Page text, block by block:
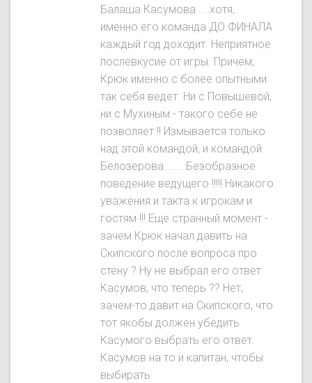
Балаша Касумова ....хотя,
именно его команда ДО ФИНАЛА
каждый год доходит. Неприятное
послевкусие от игры. Причем,
Крюк именно с более опытными
так себя ведет. Ни с Повышевой,
ни с Мухиным - такого себе не
позволяет !! Измывается только
над этой командой, и командой
Белозерова. ..... Безобразное
поведение ведущего !!!!! Никакого
уважения и такта к игрокам и
гостям !!! Еще странный момент -
зачем Крюк начал давить на
Скипского после вопроса про
стену ? Ну не выбрал его ответ
Касумов, что теперь ?? Нет,
зачем-то давит на Скипского, что
тот якобы должен убедить
Касумого выбрать его ответ.
Касумов на то и капитан, чтобы
выбирать.